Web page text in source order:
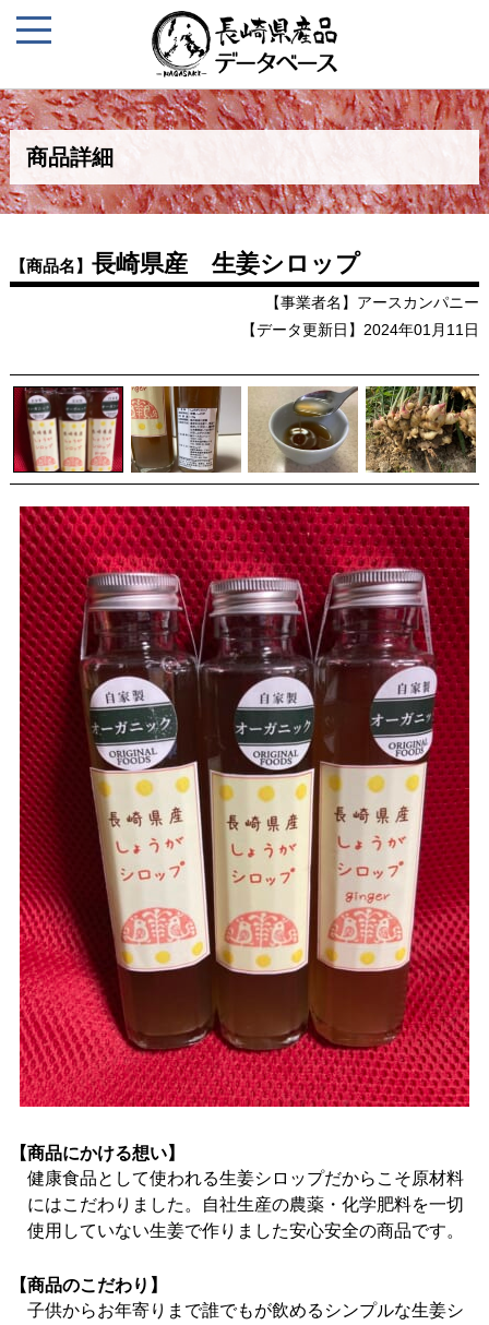
商品詳細
【商品名】 長崎県産 生姜シロップ
【事業者名】アースカンパニー
【データ更新日】2024年01月11日
【商品にかける想い】
健康食品として使われる生姜シロップだからこそ原材料
にはこだわりました。自社生産の農薬・化学肥料を一切
使用していない生姜で作りました安心安全の商品です。
【商品のこだわり】
子供からお年寄りまで誰でもが飲めるシンプルな生姜シ